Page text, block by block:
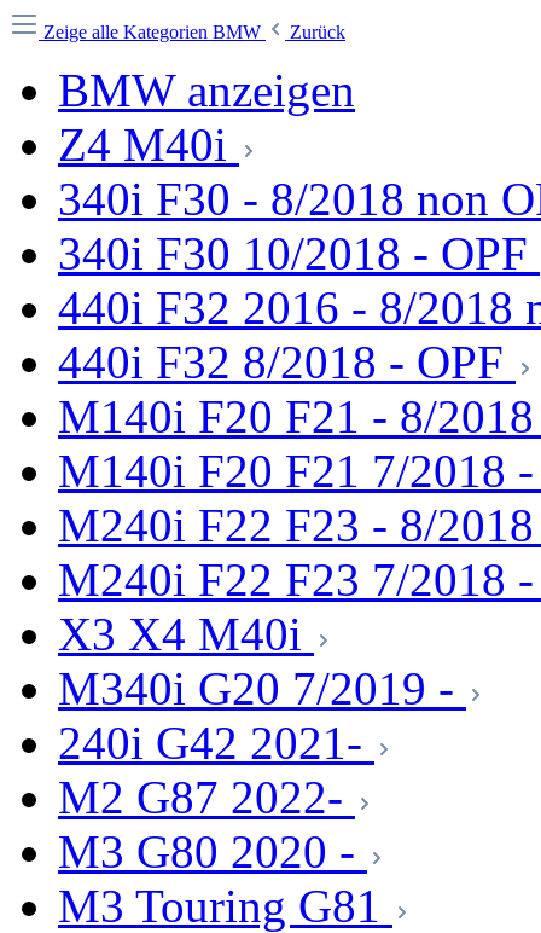
Zeige alle Kategorien BMW Zurück
BMW anzeigen
Z4 M40i
340i F30 - 8/2018 non
340i F30 10/2018 - OPF
440i F32 2016 - 8/2018
440i F32 8/2018 - OPF
M140i F20 F21 - 8/
M140i F20 F21 7/2018
M240i F22 F23 - 8/
M240i F22 F23 7/2018
X3 X4 M40i
M340i G20 7/2019 -
240i G42 2021-
M2 G87 2022-
M3 G80 2020 -
M3 Touring G81